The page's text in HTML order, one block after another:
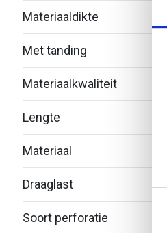
Materiaaldikte
Met tanding
Materiaalkwaliteit
Lengte
Materiaal
Draaglast
Soort perforatie